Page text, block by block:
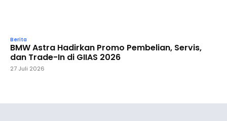
Berita
BMW Astra Hadirkan Promo Pembelian, Servis,
dan Trade-In di GIIAS 2026
27 Juli 2026